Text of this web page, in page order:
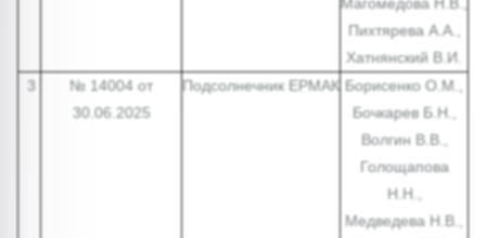
Пихтярева А.А.,
Хатнянский В.И.
3
№ 14004 от
30.06.2025
Подсолнечник ЕРМАК Борисенко О.М.,
Бочкарев Б.Н.,
Волгин В.В.,
Голощапова
Н.Н.,
Медведева Н.В.,